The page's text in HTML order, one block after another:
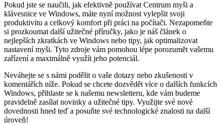
Pokud jste se naučili, jak efektivně používat Centrum myši a
klávesnice ve Windows, máte nyní možnost vylepšit svoji
produktivitu a celkový komfort při práci na počítači. Nezapomeňte
si prozkoumat další užitečné příručky, jako je náš článek o
nejlepších zkratkách ve Windows nebo tipy, jak optimalizovat
nastavení myši. Tyto zdroje vám pomohou lépe porozumět vašemu
zařízení a maximálně využít jeho potenciál.
Neváhejte se s námi podělit o vaše dotazy nebo zkušenosti v
komentářích níže. Pokud se chcete dozvědět více o dalších funkcích
Windows, přihlaste se k našemu newsletteru, kde vám budeme
pravidelně zasílat novinky a užitečné tipy. Využijte své nové
dovednosti hned teď a posuňte své technologické znalosti na další
úroveň!